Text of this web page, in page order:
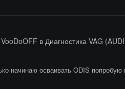
VooDoOFF в Диагностика VAG
начинаю осваивать ODIS попробую